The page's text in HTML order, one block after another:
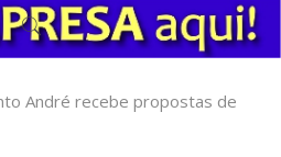
André recebe propostas de